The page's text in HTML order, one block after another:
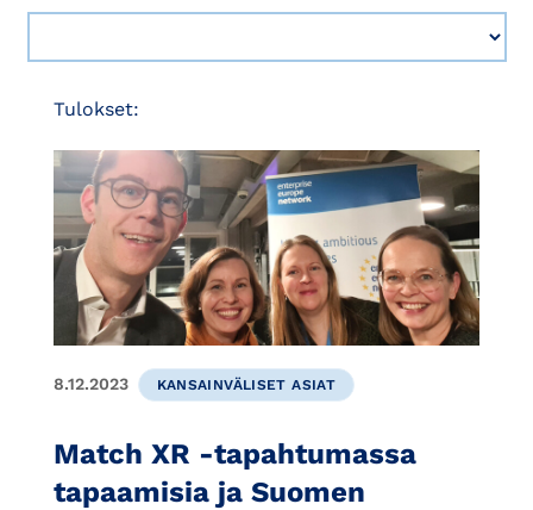
Tulokset:
8.12.2023 KANSAINVÄLISET ASIAT
Match XR -tapahtumassa
tapaamisia ja Suomen